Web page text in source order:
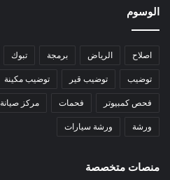
الوسوم
اصلاح الرياض برمجة تبوك
توضيب توضيب قير توضيب مكينة
فحص كمبيوتر فحمات مركز صيانة
ورشة ورشة سيارات
منصات متخصصة